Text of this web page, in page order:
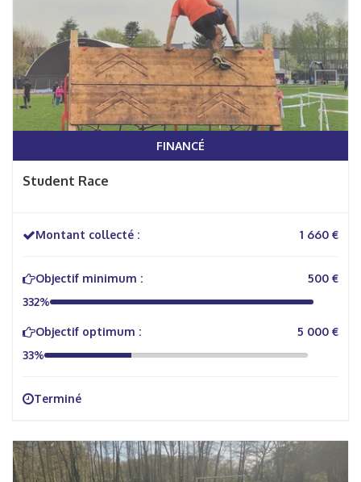
FINANCÉ
Student Race
Montant collecté : 1 660 €
Objectif minimum :
500 €
332%
Objectif optimum :
5 000 €
33%
Terminé